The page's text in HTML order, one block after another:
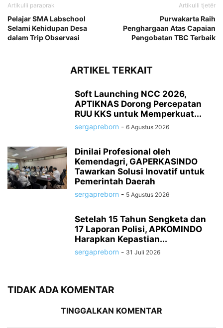
Artikulli paraprak
Pelajar SMA Labschool
Selami Kehidupan Desa
dalam Trip Observasi
Artikulli tjetër
Purwakarta Raih
Penghargaan Atas Capaian
Pengobatan TBC Terbaik
ARTIKEL TERKAIT
Soft Launching NCC 2026,
APTIKNAS Dorong Percepatan
RUU KKS untuk Memperkuat...
sergapreborn - 6 Agustus 2026
Dinilai Profesional oleh
Kemendagri, GAPERKASINDO
Tawarkan Solusi Inovatif untuk
Pemerintah Daerah
sergapreborn - 5 Agustus 2026
Setelah 15 Tahun Sengketa dan
17 Laporan Polisi, APKOMINDO
Harapkan Kepastian...
sergapreborn - 31 Juli 2026
TIDAK ADA KOMENTAR
TINGGALKAN KOMENTAR